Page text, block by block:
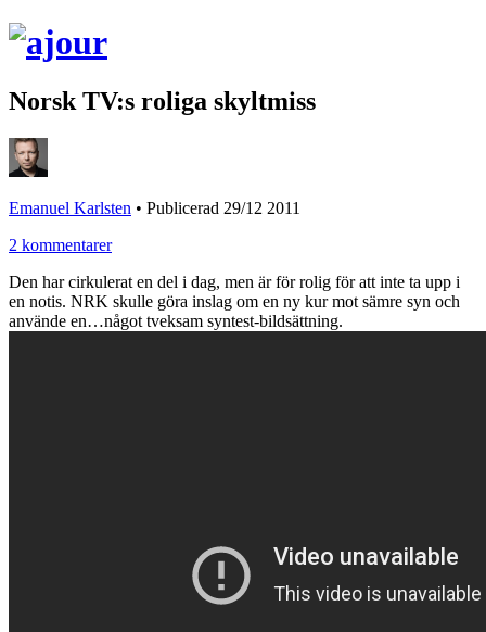
Norsk TV:s roliga skyltmiss
Emanuel Karlsten • Publicerad 29/12 2011
2 kommentarer
Den har cirkulerat en del i dag, men är för rolig för att inte ta upp i
en notis. NRK skulle göra inslag om en ny kur mot sämre syn och
använde en…något tveksam syntest-bildsättning.